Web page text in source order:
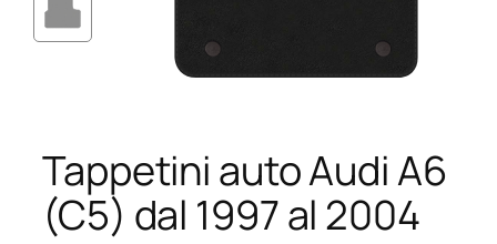
Tappetini auto Audi A6
(C5) dal 1997 al 2004